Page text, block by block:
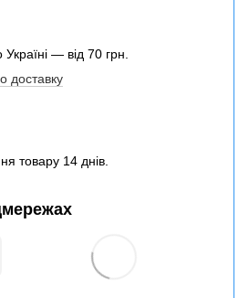
— від 70 грн.
доставку
товару 14 днів.